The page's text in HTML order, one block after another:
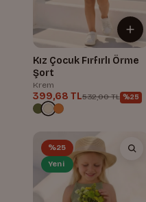
Kız Çocuk Fırfırlı Örme
Şort
Krem
399,68 TL532,00 TL %25
%25
Yeni